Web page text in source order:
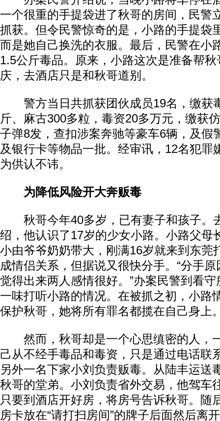
一个很重的手提袋进了秋哥的房间，民警
抓获。但令民警惊奇的是，小路的手提袋
而是她自己换洗的衣服。最后，民警在小
1.5公斤毒品。原来，小路这次是准备帮
庆，去酒店只是和秋哥道别。
警方当日共抓获团伙成员19名，缴获
斤、麻古300多粒，毒资20多万元，缴获
子弹8发，查扣涉案奔驰等豪车6辆，及假
及银行卡等物品一批。经审讯，12名犯罪
为供认不讳。
为降低风险开大奔贩毒
秋哥今年40多岁，已有妻子和孩子。
绍，他认识了17岁的少女小路。小路父母
小由爷爷奶奶带大，刚满16岁就来到东莞
成情侣关系，但据说又很快分手。“分手
觉得出来两人感情很好。”办案民警到看
一味打听小路的情况。在被抓之初，小路
保护秋哥，她将所有罪名都揽在自己身上
然而，秋哥却是一个心思缜密的人，
己从不经手毒品和毒资，只是通过电话联
另外一名下家小刘负责贩毒。从陆丰运送
秋哥的堂弟。小刘负责省外交易，他驾车
只要到酒店开好房，将房号告诉秋哥。随
房卡放在“请打扫房间”的牌子后面然后离